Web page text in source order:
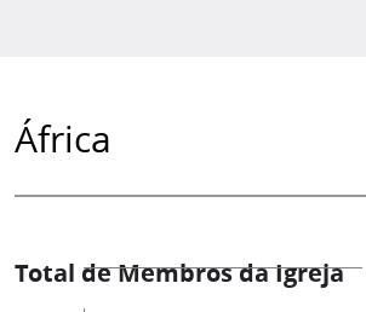
África
Total de Membros da Igreja